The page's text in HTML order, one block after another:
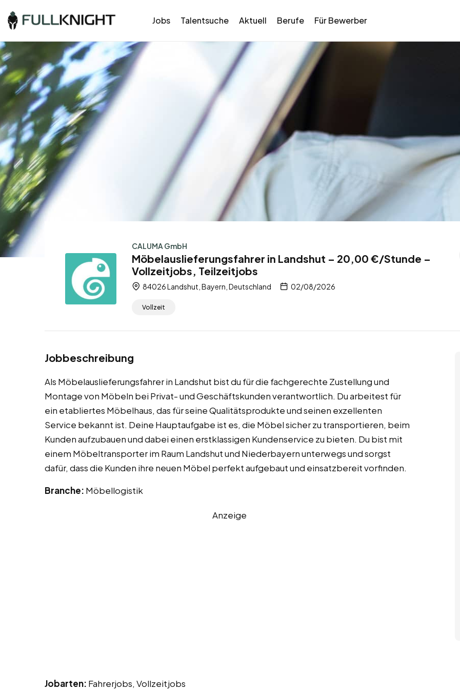
Jobs Talentsuche Aktuell Berufe Für Bewerber
CALUMA GmbH
Möbelauslieferungsfahrer in Landshut – 20,00 €/Stunde –
Vollzeitjobs, Teilzeitjobs
84026 Landshut, Bayern, Deutschland 02/08/2026
Vollzeit
Jobbeschreibung
Als Möbelauslieferungsfahrer in Landshut bist du für die fachgerechte Zustellung und
Montage von Möbeln bei Privat- und Geschäftskunden verantwortlich. Du arbeitest für
ein etabliertes Möbelhaus, das für seine Qualitätsprodukte und seinen exzellenten
Service bekannt ist. Deine Hauptaufgabe ist es, die Möbel sicher zu transportieren, beim
Kunden aufzubauen und dabei einen erstklassigen Kundenservice zu bieten. Du bist mit
einem Möbeltransporter im Raum Landshut und Niederbayern unterwegs und sorgst
dafür, dass die Kunden ihre neuen Möbel perfekt aufgebaut und einsatzbereit vorfinden.
Branche: Möbellogistik
Anzeige
Jobarten: Fahrerjobs, Vollzeitjobs